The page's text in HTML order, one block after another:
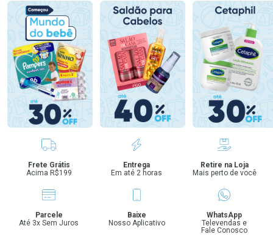
Benefícios
Frete Grátis
Acima R$199
Entrega
Em até 2 horas
Retire na Loja
Mais perto de você
Parcele
Até 3x Sem Juros
Baixe
Nosso Aplicativo
WhatsApp
Televendas e
Fale Conosco